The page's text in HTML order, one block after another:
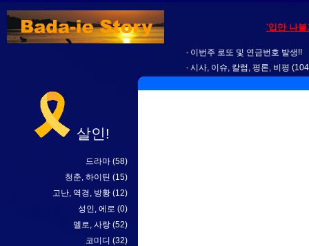
'입만 나
이번주 로또 및 연금번호 발생!!
시사, 이슈, 칼럼, 평론, 비평
살인!
드라마 (58)
청춘, 하이틴 (15)
고난, 역경, 방황 (12)
성인, 에로 (0)
멜로, 사랑 (52)
코미디 (32)